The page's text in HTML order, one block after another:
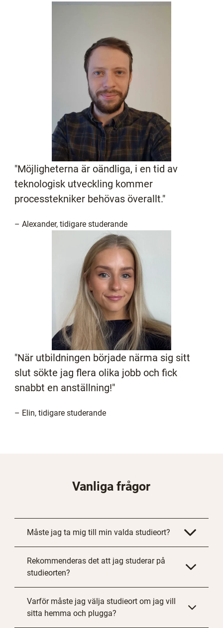
"Möjligheterna är oändliga, i en tid av
teknologisk utveckling kommer
processtekniker behövas överallt."
– Alexander, tidigare studerande
"När utbildningen började närma sig sitt
slut sökte jag flera olika jobb och fick
snabbt en anställning!"
– Elin, tidigare studerande
Vanliga frågor
Måste jag ta mig till min valda studieort?
Rekommenderas det att jag studerar på
studieorten?
Varför måste jag välja studieort om jag vill
sitta hemma och plugga?